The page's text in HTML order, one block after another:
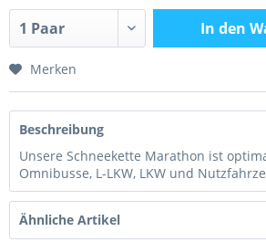
In den
Merken
Beschreibung
Unsere Schneekette Marathon ist
Omnibusse, L-LKW, LKW und
Ähnliche Artikel